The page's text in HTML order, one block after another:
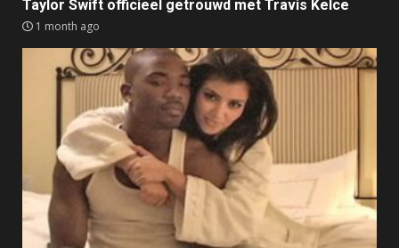
Taylor Swift officieel getrouwd met Travis Kelce
1 month ago